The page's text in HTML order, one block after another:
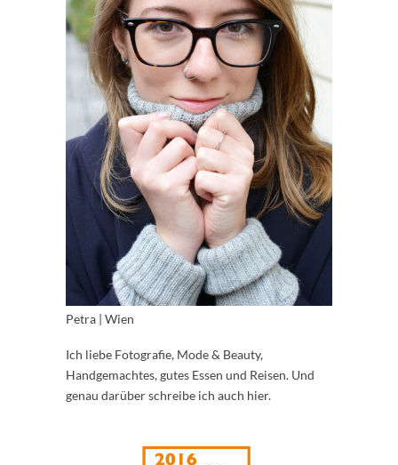
Petra | Wien
Ich liebe Fotografie, Mode & Beauty,
Handgemachtes, gutes Essen und Reisen. Und
genau darüber schreibe ich auch hier.